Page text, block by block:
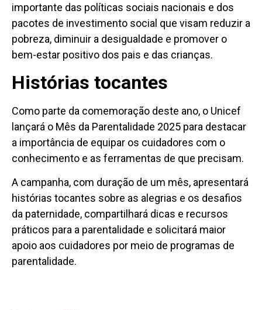
importante das políticas sociais nacionais e dos
pacotes de investimento social que visam reduzir a
pobreza, diminuir a desigualdade e promover o
bem-estar positivo dos pais e das crianças.
Histórias tocantes
Como parte da comemoração deste ano, o Unicef
lançará o Mês da Parentalidade 2025 para destacar
a importância de equipar os cuidadores com o
conhecimento e as ferramentas de que precisam.
A campanha, com duração de um mês, apresentará
histórias tocantes sobre as alegrias e os desafios
da paternidade, compartilhará dicas e recursos
práticos para a parentalidade e solicitará maior
apoio aos cuidadores por meio de programas de
parentalidade.